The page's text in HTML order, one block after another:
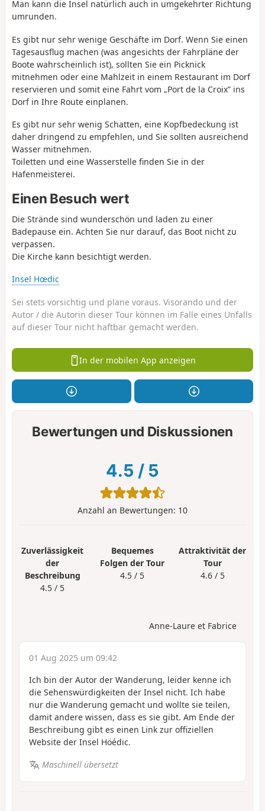
Man kann die Insel natürlich auch in umgekehrter Richtung
umrunden.
Es gibt nur sehr wenige Geschäfte im Dorf. Wenn Sie einen
Tagesausflug machen (was angesichts der Fahrpläne der
Boote wahrscheinlich ist), sollten Sie ein Picknick
mitnehmen oder eine Mahlzeit in einem Restaurant im Dorf
reservieren und somit eine Fahrt vom „Port de la Croix” ins
Dorf in Ihre Route einplanen.
Es gibt nur sehr wenig Schatten, eine Kopfbedeckung ist
daher dringend zu empfehlen, und Sie sollten ausreichend
Wasser mitnehmen.
Toiletten und eine Wasserstelle finden Sie in der
Hafenmeisterei.
Einen Besuch wert
Die Strände sind wunderschön und laden zu einer
Badepause ein. Achten Sie nur darauf, das Boot nicht zu
verpassen.
Die Kirche kann besichtigt werden.
Insel Hœdic
Sei stets vorsichtig und plane voraus. Visorando und der
Autor / die Autorin dieser Tour können im Falle eines Unfalls
auf dieser Tour nicht haftbar gemacht werden.
In der mobilen App anzeigen
Bewertungen und Diskussionen
4.5 / 5
Anzahl an Bewertungen: 10
Zuverlässigkeit
der
Beschreibung
4.5 / 5
Bequemes
Folgen der Tour
4.5 / 5
Attraktivität der
Tour
4.6 / 5
Anne-Laure et Fabrice
01 Aug 2025 um 09:42
Ich bin der Autor der Wanderung, leider kenne ich
die Sehenswürdigkeiten der Insel nicht. Ich habe
nur die Wanderung gemacht und wollte sie teilen,
damit andere wissen, dass es sie gibt. Am Ende der
Beschreibung gibt es einen Link zur offiziellen
Website der Insel Höédic.
Maschinell übersetzt